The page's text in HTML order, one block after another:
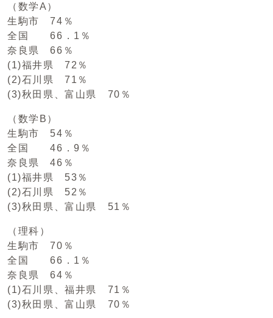
（数学A）
生駒市 74％
全国 66．1％
奈良県 66％
(1)福井県 72％
(2)石川県 71％
(3)秋田県、富山県 70％
（数学B）
生駒市 54％
全国 46．9％
奈良県 46％
(1)福井県 53％
(2)石川県 52％
(3)秋田県、富山県 51％
（理科）
生駒市 70％
全国 66．1％
奈良県 64％
(1)石川県、福井県 71％
(3)秋田県、富山県 70％